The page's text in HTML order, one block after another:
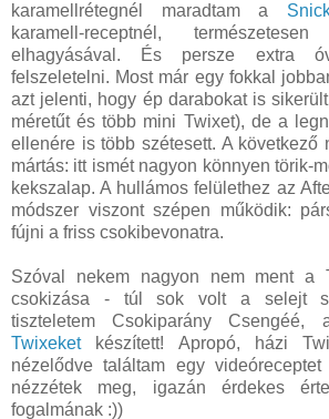
karamellrétegnél maradtam a
karamell-receptnél,
elhagyásával. És persze extra
felszeletelni. Most már egy fokkal
azt jelenti, hogy ép darabokat is
méretűt és több mini Twixet), de a
ellenére is több szétesett. A következő
mártás: itt ismét nagyon könnyen törik-
kekszalap. A hullámos felülethez az
módszer viszont szépen működik:
fújni a friss csokibevonatra.
Szóval nekem nagyon nem ment a
csokizása - túl sok volt a selejt
tiszteletem Csokiparány Csengéé,
Twixeketkészített! Apropó, házi
nézelődve találtam egy
nézzétek meg, igazán érdekes
fogalmának :))